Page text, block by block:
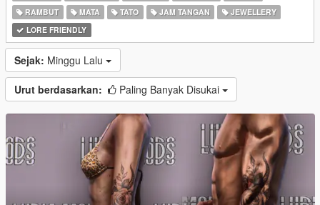
RAMBUT
MATA TATO JAM TANGAN
JEWELLERY
LORE FRIENDLY
Sejak: Minggu Lalu
Urut berdasarkan: Paling Banyak Disukai